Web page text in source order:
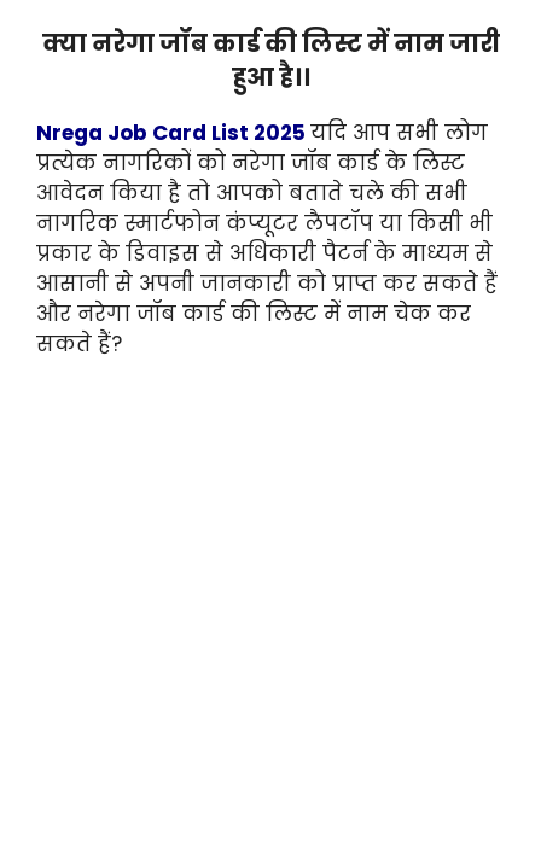
क्या नरेगा जॉब कार्ड की लिस्ट में नाम जारी
हुआ है।।
Nrega Job Card List 2025 यदि आप सभी लोग
प्रत्येक नागरिकों को नरेगा जॉब कार्ड के लिस्ट
आवेदन किया है तो आपको बताते चले की सभी
नागरिक स्मार्टफोन कंप्यूटर लैपटॉप या किसी भी
प्रकार के डिवाइस से अधिकारी पैटर्न के माध्यम से
आसानी से अपनी जानकारी को प्राप्त कर सकते हैं
और नरेगा जॉब कार्ड की लिस्ट में नाम चेक कर
सकते हैं?